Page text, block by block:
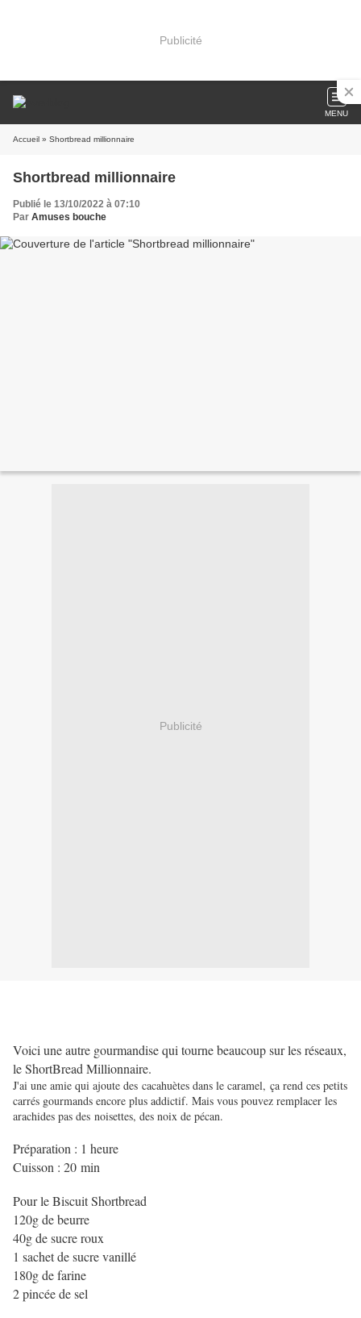
Publicité
MENU
Accueil » Shortbread millionnaire
Shortbread millionnaire
Publié le 13/10/2022 à 07:10
Par Amuses bouche
Publicité
Voici une autre gourmandise qui tourne beaucoup sur les réseaux,
le ShortBread Millionnaire.
J'ai une amie qui ajoute des cacahuètes dans le caramel, ça rend ces petits
carrés gourmands encore plus addictif. Mais vous pouvez remplacer les
arachides pas des noisettes, des noix de pécan.
Préparation : 1 heure
Cuisson : 20 min
Pour le Biscuit Shortbread
120g de beurre
40g de sucre roux
1 sachet de sucre vanillé
180g de farine
2 pincée de sel